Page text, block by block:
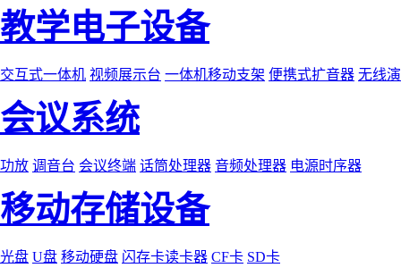
教学电子设备
交互式一体机 视频展示台 一体机移动支架 便携式扩音器 无线
会议系统
功放 调音台 会议终端 话筒处理器 音频处理器 电源时序器
移动存储设备
光盘 U盘 移动硬盘 闪存卡读卡器 CF卡 SD卡